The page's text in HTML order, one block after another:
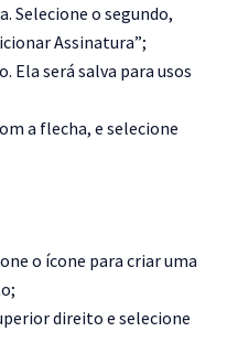
Selecione o segundo,
Assinatura”;
Ela será salva para usos
a flecha, e selecione
o ícone para criar uma
direito e selecione